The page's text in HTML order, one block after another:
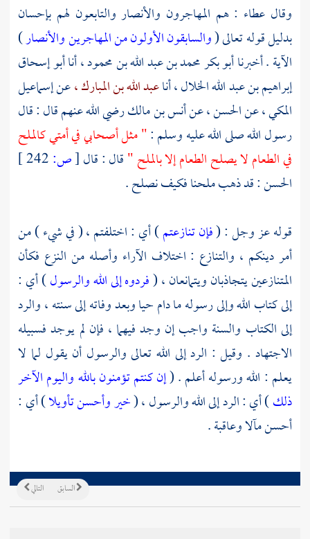
وقال عطاء : هم المهاجرون والأنصار والتابعون لهم بإحسان
بدليل قوله تعالى (والسابقون الأولون من المهاجرين والأنصار)
الآية . أخبرناأبو بكر محمد بن عبد الله بن محمود ،أناأبو إسحاق
إبراهيم بن عبد الله الخلال ،أناعبد الله بن المبارك ،عنإسماعيل
المكي ،عنالحسن ،عنأنس بن مالكرضي الله عنهم قال : قال
رسول الله صلى الله عليه وسلم :" مثل أصحابي في أمتي كالملح
في الطعام لا يصلح الطعام إلا بالملح "قال : قال[ص:
الحسن: قد ذهب ملحنا فكيف نصلح .
قوله عز وجل : (فإن تنازعتم) أي : اختلفتم ، ( في شيء ) من
أمر دينكم ، والتنازع : اختلاف الآراء وأصله من النزع فكأن
المتنازعين يتجاذبان ويتمانعان ، (فردوه إلى الله والرسول) أي :
إلى كتاب الله وإلى رسوله ما دام حيا وبعد وفاته إلى سنته ، والرد
إلى الكتاب والسنة واجب إن وجد فيهما ، فإن لم يوجد فسبيله
الاجتهاد . وقيل : الرد إلى الله تعالى والرسول أن يقول لما لا
يعلم : الله ورسوله أعلم . (إن كنتم تؤمنون بالله واليوم الآخر
ذلك) أي : الرد إلى الله والرسول ، (خير وأحسن تأويلا) أي :
أحسن مآلا وعاقبة .
التالي السابق